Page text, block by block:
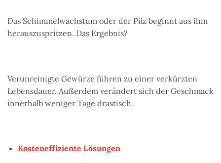
Das Schimmelwachstum oder der Pilz beginnt aus ihm
herauszuspritzen. Das Ergebnis?
Verunreinigte Gewürze führen zu einer verkürzten
Lebensdauer. Außerdem verändert sich der Geschmack
innerhalb weniger Tage drastisch.
Kosteneffiziente Lösungen